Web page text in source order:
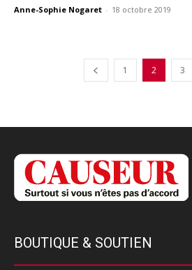
Anne-Sophie Nogaret - 18 octobre 2019
1 2 3
BOUTIQUE & SOUTIEN